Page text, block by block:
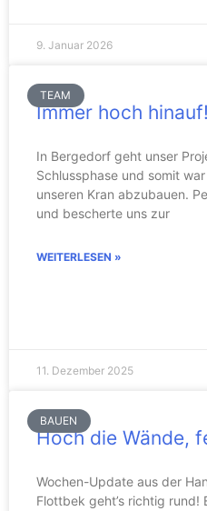
9. Januar 2026
TEAM
Immer hoch hinauf!
In Bergedorf geht unser
Schlussphase und somit
unseren Kran abzubauen.
und bescherte uns zur
WEITERLESEN »
11. Dezember 2025
BAUEN
Hoch die Wände,
Wochen-Update aus der
Flottbek geht’s richtig rund!